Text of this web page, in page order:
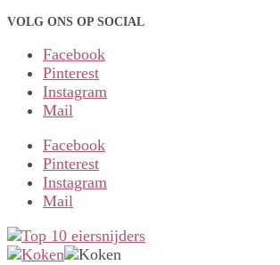
VOLG ONS OP SOCIAL
Facebook
Pinterest
Instagram
Mail
Facebook
Pinterest
Instagram
Mail